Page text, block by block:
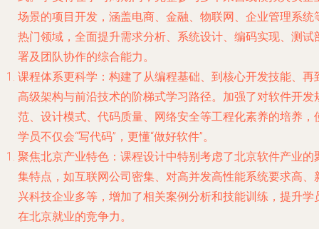
场景的项目开发，涵盖电商、金融、物联网、企业管理系统
热门领域，全面提升需求分析、系统设计、编码实现、测试
署及团队协作的综合能力。
课程体系更科学 ：构建了从编程基础、到核心开发技能、再
高级架构与前沿技术的阶梯式学习路径。加强了对软件开发
范、设计模式、代码质量、网络安全等工程化素养的培养，
学员不仅会“写代码”，更懂“做好软件”。
聚焦北京产业特色 ：课程设计中特别考虑了北京软件产业的
集特点，如互联网公司密集、对高并发高性能系统要求高、
兴科技企业多等，增加了相关案例分析和技能训练，提升学
在北京就业的竞争力。